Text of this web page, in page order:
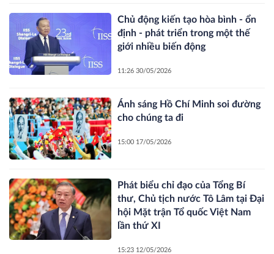
Chủ động kiến tạo hòa bình - ổn
định - phát triển trong một thế
giới nhiều biến động
11:26 30/05/2026
Ánh sáng Hồ Chí Minh soi đường
cho chúng ta đi
15:00 17/05/2026
Phát biểu chỉ đạo của Tổng Bí
thư, Chủ tịch nước Tô Lâm tại Đại
hội Mặt trận Tổ quốc Việt Nam
lần thứ XI
15:23 12/05/2026